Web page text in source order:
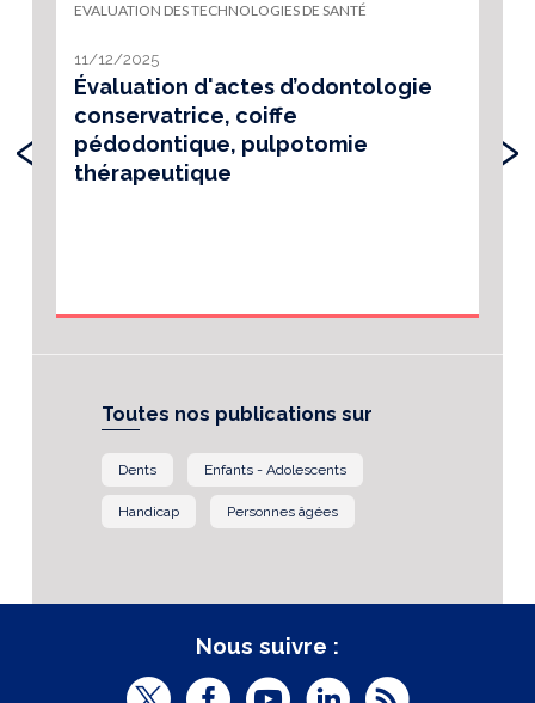
EVALUATION DES TECHNOLOGIES DE SANTÉ
11/12/2025
Évaluation d'actes d’odontologie
conservatrice, coiffe
pédodontique, pulpotomie
thérapeutique
‹ ›
Toutes nos publications sur
Dents Enfants - Adolescents
Handicap Personnes âgées
Nous suivre :